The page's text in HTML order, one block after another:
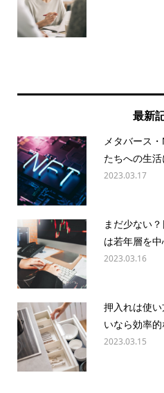
最新
メタバース
たちへの生
2023.03.17
まだ少ない
は若年層を
2023.03.16
押入れは使
いなら効率
2023.03.15